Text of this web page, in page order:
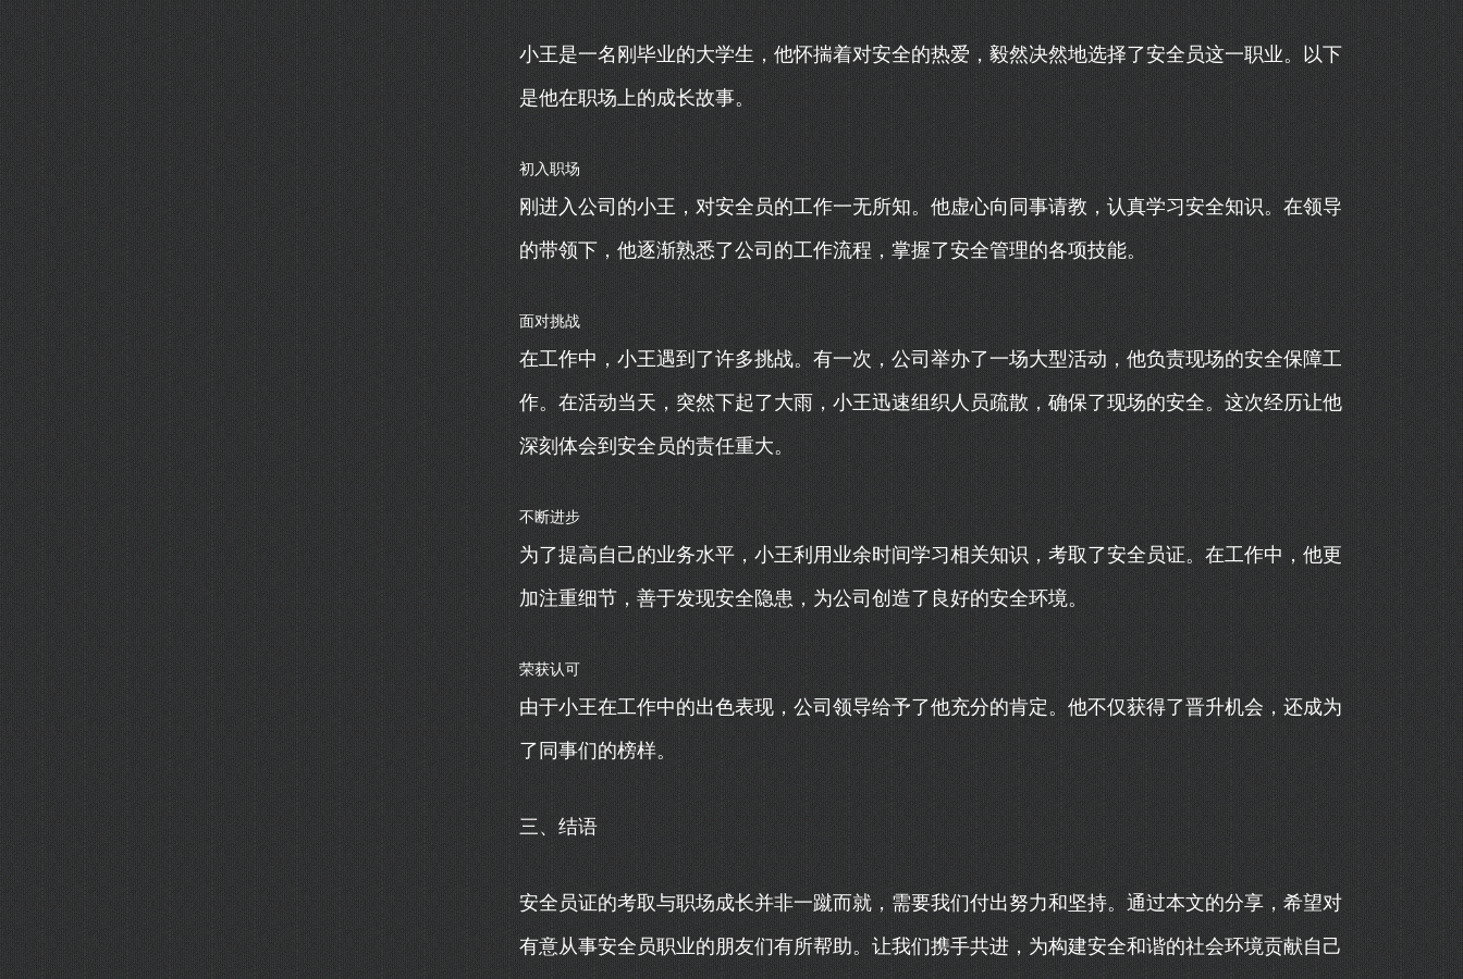
小王是一名刚毕业的大学生，他怀揣着对安全的热爱，毅然决然地选择了安全员这一职业。以下
是他在职场上的成长故事。
初入职场
刚进入公司的小王，对安全员的工作一无所知。他虚心向同事请教，认真学习安全知识。在领导
的带领下，他逐渐熟悉了公司的工作流程，掌握了安全管理的各项技能。
面对挑战
在工作中，小王遇到了许多挑战。有一次，公司举办了一场大型活动，他负责现场的安全保障工
作。在活动当天，突然下起了大雨，小王迅速组织人员疏散，确保了现场的安全。这次经历让他
深刻体会到安全员的责任重大。
不断进步
为了提高自己的业务水平，小王利用业余时间学习相关知识，考取了安全员证。在工作中，他更
加注重细节，善于发现安全隐患，为公司创造了良好的安全环境。
荣获认可
由于小王在工作中的出色表现，公司领导给予了他充分的肯定。他不仅获得了晋升机会，还成为
了同事们的榜样。
三、结语
安全员证的考取与职场成长并非一蹴而就，需要我们付出努力和坚持。通过本文的分享，希望对
有意从事安全员职业的朋友们有所帮助。让我们携手共进，为构建安全和谐的社会环境贡献自己